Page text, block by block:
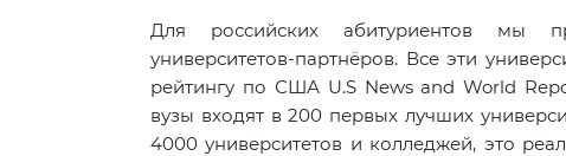
Для российских абитуриентов мы
университетов-партнёров. Все эти
рейтингу по США U.S News and World
вузы входят в 200 первых лучших
4000 университетов и колледжей, это